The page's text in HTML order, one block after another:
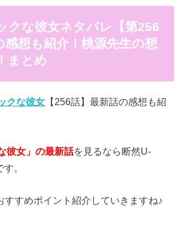
クな彼女ネタバレ【第256
感想も紹介！桃源先生の想
まとめ
クな彼女 【256話】最新話の感想も紹
彼女」の最新話を見るなら断然U-
。
すすめポイント紹介していきますね♪